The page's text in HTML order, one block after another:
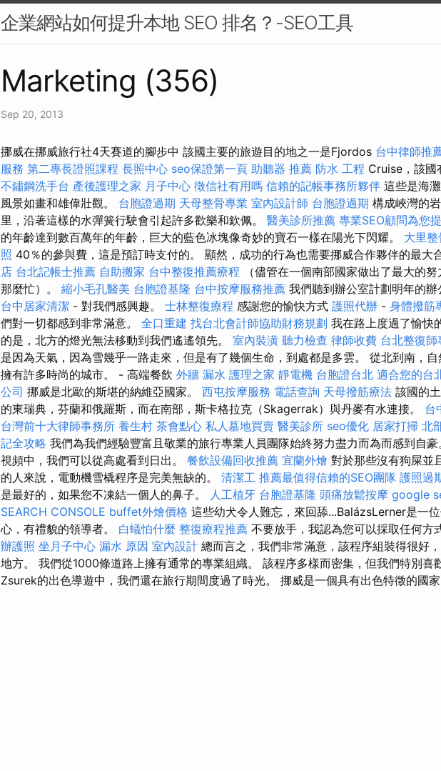
企業網站如何提升本地 SEO 排名？-SEO工具
Marketing (356)
Sep 20, 2013
挪威在挪威旅行社4天賽道的腳步中 該國主要的旅遊目的地之一是Fjordos 台中律師推
服務 第二專長證照課程 長照中心 seo保證第一頁 助聽器 推薦 防水 工程 Cruise，該國
不鏽鋼洗手台 產後護理之家 月子中心 徵信社有用嗎 信賴的記帳事務所夥伴 這些是海
風景如畫和雄偉壯觀。 台胞證過期 天母整骨專業 室內設計師 台胞證過期 構成峽灣的
里，沿著這樣的水彈簧行駛會引起許多歡樂和欽佩。 醫美診所推薦 專業SEO顧問為您
的年齡達到數百萬年的年齡，巨大的藍色冰塊像奇妙的寶石一樣在陽光下閃耀。 大里
照 40％的參與費，這是預訂時支付的。 顯然，成功的行為也需要挪威合作夥伴的最大
店 台北記帳士推薦 自助搬家 台中整復推薦療程 （儘管在一個南部國家做出了最大的
那麼忙）。 縮小毛孔醫美 台胞證基隆 台中按摩服務推薦 我們聽到辦公室計劃明年的辦
台中居家清潔 - 對我們感興趣。 士林整復療程 感謝您的愉快方式 護照代辦 - 身體撥筋
們對一切都感到非常滿意。 全口重建 找台北會計師協助財務規劃 我在路上度過了愉快
的是，北方的燈光無法移動到我們遙遙領先。 室內裝潢 聽力檢查 律師收費 台北整復師
是因為天氣，因為雪幾乎一路走來，但是有了幾個生命，到處都是多雲。 從北到南，
擁有許多時尚的城市。 - 高端餐飲 外牆 漏水 護理之家 靜電機 台胞證台北 適合您的台
公司 挪威是北歐的斯堪的納維亞國家。 西屯按摩服務 電話查詢 天母撥筋療法 該國的
的東瑞典，芬蘭和俄羅斯，而在南部，斯卡格拉克（Skagerrak）與丹麥有水連接。 台
台灣前十大律師事務所 養生村 茶會點心 私人墓地買賣 醫美診所 seo優化 居家打掃 北
記全攻略 我們為我們經驗豐富且敬業的旅行專業人員團隊始終努力盡力而為而感到自
視頻中，我們可以從高處看到日出。 餐飲設備回收推薦 宜蘭外燴 對於那些沒有狗屎並
的人來說，電動機雪橇程序是完美無缺的。 清潔工 推薦最值得信賴的SEO團隊 護照過
是最好的，如果您不凍結一個人的鼻子。
人工植牙 台胞證基隆 頭痛放鬆按摩 google
SEARCH CONSOLE buffet外燴價格 這些幼犬令人難忘，來回舔...BalázsLerner是一
心，有禮貌的領導者。 白蟻怕什麼 整復療程推薦 不要放手，我認為您可以採取任何方
辦護照 坐月子中心 漏水 原因 室內設計 總而言之，我們非常滿意，該程序組裝得很好
地方。 我們從1000條道路上擁有通常的專業組織。 該程序多樣而密集，但我們特別喜
Zsurek的出色導遊中，我們還在旅行期間度過了時光。 挪威是一個具有出色特徵的國家